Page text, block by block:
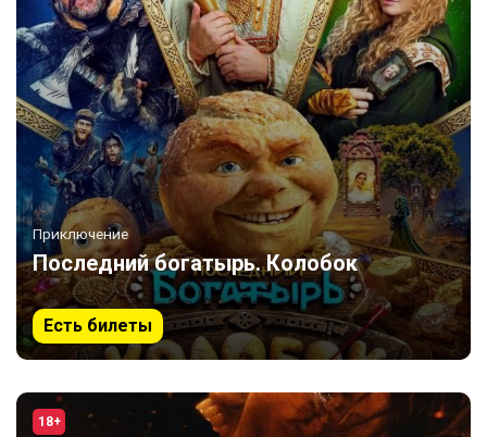
Приключение
Последний богатырь. Колобок
Есть билеты
18+